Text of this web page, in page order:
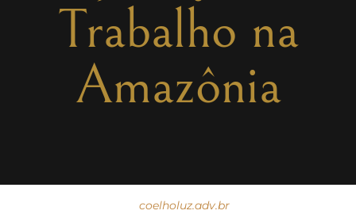
Trabalho na
Amazônia
coelholuz.adv.br